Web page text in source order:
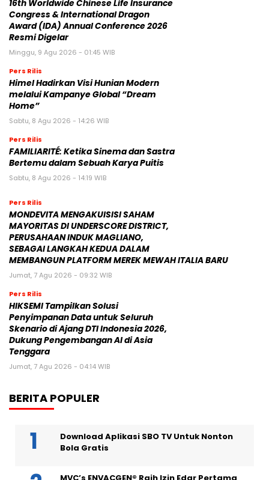
16th Worldwide Chinese Life Insurance
Congress & International Dragon
Award (IDA) Annual Conference 2026
Resmi Digelar
Minggu, 9 Agu 2026 - 01:45 WIB
Pers Rilis
Himel Hadirkan Visi Hunian Modern
melalui Kampanye Global “Dream
Home”
Sabtu, 8 Agu 2026 - 14:26 WIB
Pers Rilis
FAMILIARITÉ: Ketika Sinema dan Sastra
Bertemu dalam Sebuah Karya Puitis
Sabtu, 8 Agu 2026 - 14:19 WIB
Pers Rilis
MONDEVITA MENGAKUISISI SAHAM
MAYORITAS DI UNDERSCORE DISTRICT,
PERUSAHAAN INDUK MAGLIANO,
SEBAGAI LANGKAH KEDUA DALAM
MEMBANGUN PLATFORM MEREK MEWAH ITALIA BARU
Jumat, 7 Agu 2026 - 09:32 WIB
Pers Rilis
HIKSEMI Tampilkan Solusi
Penyimpanan Data untuk Seluruh
Skenario di Ajang DTI Indonesia 2026,
Dukung Pengembangan AI di Asia
Tenggara
Jumat, 7 Agu 2026 - 04:14 WIB
BERITA POPULER
Download Aplikasi SBO TV Untuk Nonton
Bola Gratis